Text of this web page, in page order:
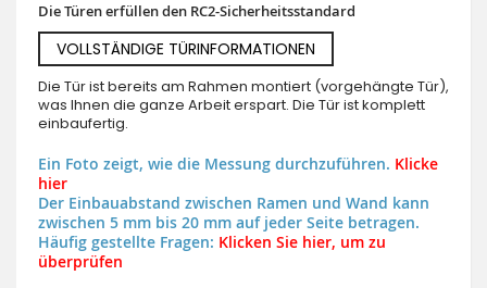
Die Türen erfüllen den RC2-Sicherheitsstandard
VOLLSTÄNDIGE TÜRINFORMATIONEN
Die Tür ist bereits am Rahmen montiert (vorgehängte Tür),
was Ihnen die ganze Arbeit erspart. Die Tür ist komplett
einbaufertig.
Ein Foto zeigt, wie die Messung durchzuführen. Klicke
hier
Der Einbauabstand zwischen Ramen und Wand kann
zwischen 5 mm bis 20 mm auf jeder Seite betragen.
Häufig gestellte Fragen: Klicken Sie hier, um zu
überprüfen